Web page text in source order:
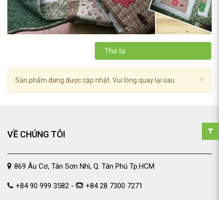
Thứ tự
×
Sản phẩm đang được cập nhật. Vui lòng quay lại sau.
VỀ CHÚNG TÔI
869 Âu Cơ, Tân Sơn Nhì, Q. Tân Phú Tp.HCM
+84 90 999 3582 - +84 28 7300 7271